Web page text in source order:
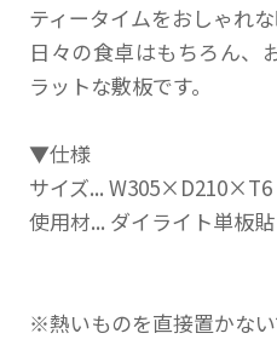
ティータイムをおしゃれな
日々の食卓はもちろん、
ラットな敷板です。
▼仕様
サイズ... W305×D210×T6
使用材... ダイライト単板
※熱いものを直接置かない